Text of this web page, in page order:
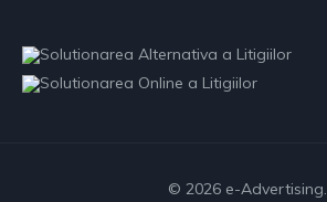
© 2026 e-Advertising.